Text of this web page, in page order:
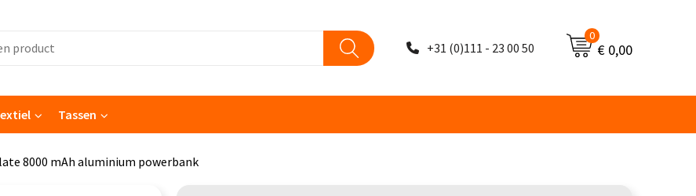
+31 (0)111 - 23 00 50
0
€ 0,00
Tassen
8000 mAh aluminium powerbank